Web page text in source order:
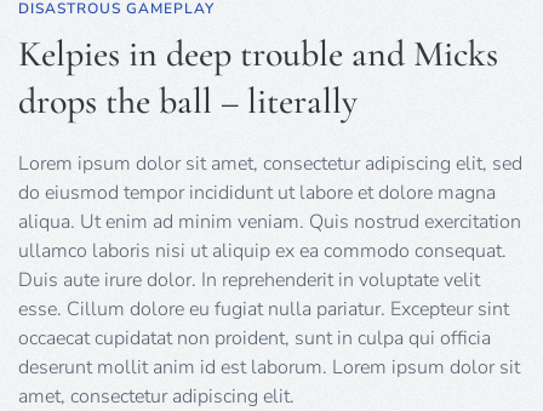
DISASTROUS GAMEPLAY
Kelpies in deep trouble and Micks
drops the ball – literally
Lorem ipsum dolor sit amet, consectetur adipiscing elit, sed
do eiusmod tempor incididunt ut labore et dolore magna
aliqua. Ut enim ad minim veniam. Quis nostrud exercitation
ullamco laboris nisi ut aliquip ex ea commodo consequat.
Duis aute irure dolor. In reprehenderit in voluptate velit
esse. Cillum dolore eu fugiat nulla pariatur. Excepteur sint
occaecat cupidatat non proident, sunt in culpa qui officia
deserunt mollit anim id est laborum. Lorem ipsum dolor sit
amet, consectetur adipiscing elit.